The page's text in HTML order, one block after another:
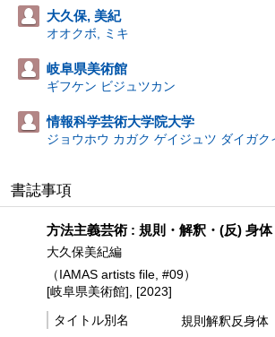
大久保, 美紀
オオクボ, ミキ
岐阜県美術館
ギフケン ビジュツカン
情報科学芸術大学院大学
ジョウホウ カガク ゲイジュツ ダイガク
書誌事項
方法主義芸術 : 規則・解釈・(反) 身体
大久保美紀編
（IAMAS artists file, #09）
[岐阜県美術館], [2023]
タイトル別名
規則解釈反身体